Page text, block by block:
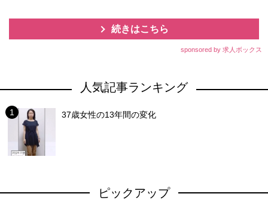
続きはこちら
sponsored by 求人ボックス
人気記事ランキング
37歳女性の13年間の変化
ピックアップ